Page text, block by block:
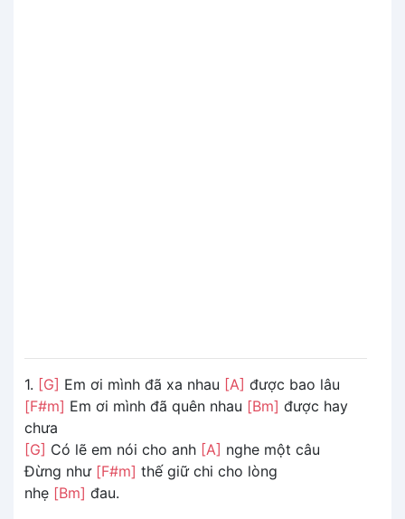
1. [G] Em ơi mình đã xa nhau [A] được bao lâu
[F#m] Em ơi mình đã quên nhau [Bm] được hay
chưa
[G] Có lẽ em nói cho anh [A] nghe một câu
Đừng như [F#m] thế giữ chi cho lòng
nhẹ [Bm] đau.